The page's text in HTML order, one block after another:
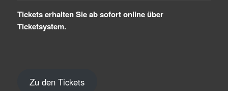
Tickets erhalten Sie ab sofort online über
Ticketsystem.
Zu den Tickets